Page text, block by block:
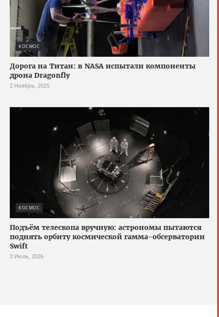
КОСМОС
Дорога на Титан: в NASA испытали компоненты
дрона Dragonfly
2 Ноябрь, 2025
КОСМОС
Подъём телескопа вручную: астрономы пытаются
поднять орбиту космической гамма-обсерватории
Swift
3 Июль, 2026